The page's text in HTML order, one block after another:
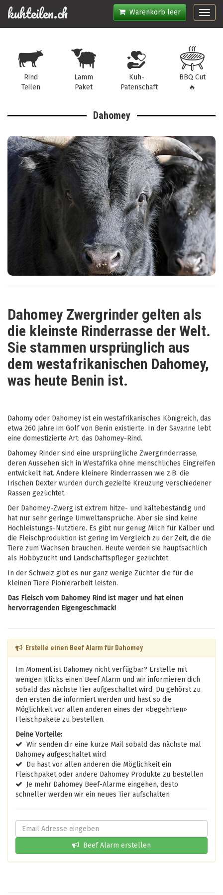
Warenkorb leer
kuhteilen.ch
Rind
Teilen
Lamm
Paket
Kuh-
Patenschaft
BBQ Cut
🔥
Dahomey
Dahomey Zwergrinder gelten als
die kleinste Rinderrasse der Welt.
Sie stammen ursprünglich aus
dem westafrikanischen Dahomey,
was heute Benin ist.
Dahomy oder Dahomey ist ein westafrikanisches Königreich, das
etwa 260 Jahre im Golf von Benin existierte. In der Savanne lebt
eine domestizierte Art: das Dahomey-Rind.
Dahomey Rinder sind eine ursprüngliche Zwergrinderrasse,
deren Aussehen sich in Westafrika ohne menschliches Eingreifen
entwickelt hat. Andere kleinere Rinderrassen wie z.B. die
Irischen Dexter wurden durch gezielte Kreuzung verschiedener
Rassen gezüchtet.
Der Dahomey-Zwerg ist extrem hitze- und kältebeständig und
hat nur sehr geringe Umweltansprüche. Aber sie sind keine
Hochleistungs-Nutztiere. Es gibt nur genug Milch für Kälber und
die Fleischproduktion ist gering im Vergleich zu der Zeit, die die
Tiere zum Wachsen brauchen. Heute werden sie hauptsächlich
als Hobbyzucht und Landschaftspfleger gezüchtet.
In der Schweiz gibt es nur ganz wenige Züchter die für die
kleinen Tiere Pionierarbeit leisten.
Das Fleisch vom Dahomey Rind ist mager und hat einen
hervorragenden Eigengeschmack!
Erstelle einen Beef Alarm für Dahomey
Im Moment ist Dahomey nicht verfügbar? Erstelle mit
wenigen Klicks einen Beef Alarm und wir informieren dich
sobald das nächste Tier aufgeschaltet wird. Du gehörst zu
den ersten die informiert werden und hast so die
Möglichkeit vor allen anderen eines der «begehrten»
Fleischpakete zu bestellen.
Deine Vorteile:
Wir senden dir eine kurze Mail sobald das nächste mal
Dahomey aufgeschaltet wird
Du hast vor allen anderen die Möglichkeit ein
Fleischpaket oder andere Dahomey Produkte zu bestellen
Je mehr Dahomey Beef-Alarme eingehen, desto
schneller werden wir ein neues Tier aufschalten
Beef Alarm erstellen